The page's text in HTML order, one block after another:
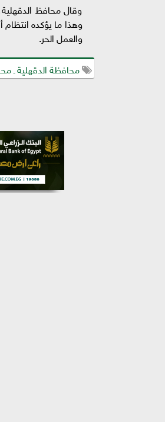
وقال محافظ
وهذا ما يؤكده
والعمل الحر.
محافظة الدقهلية ـ